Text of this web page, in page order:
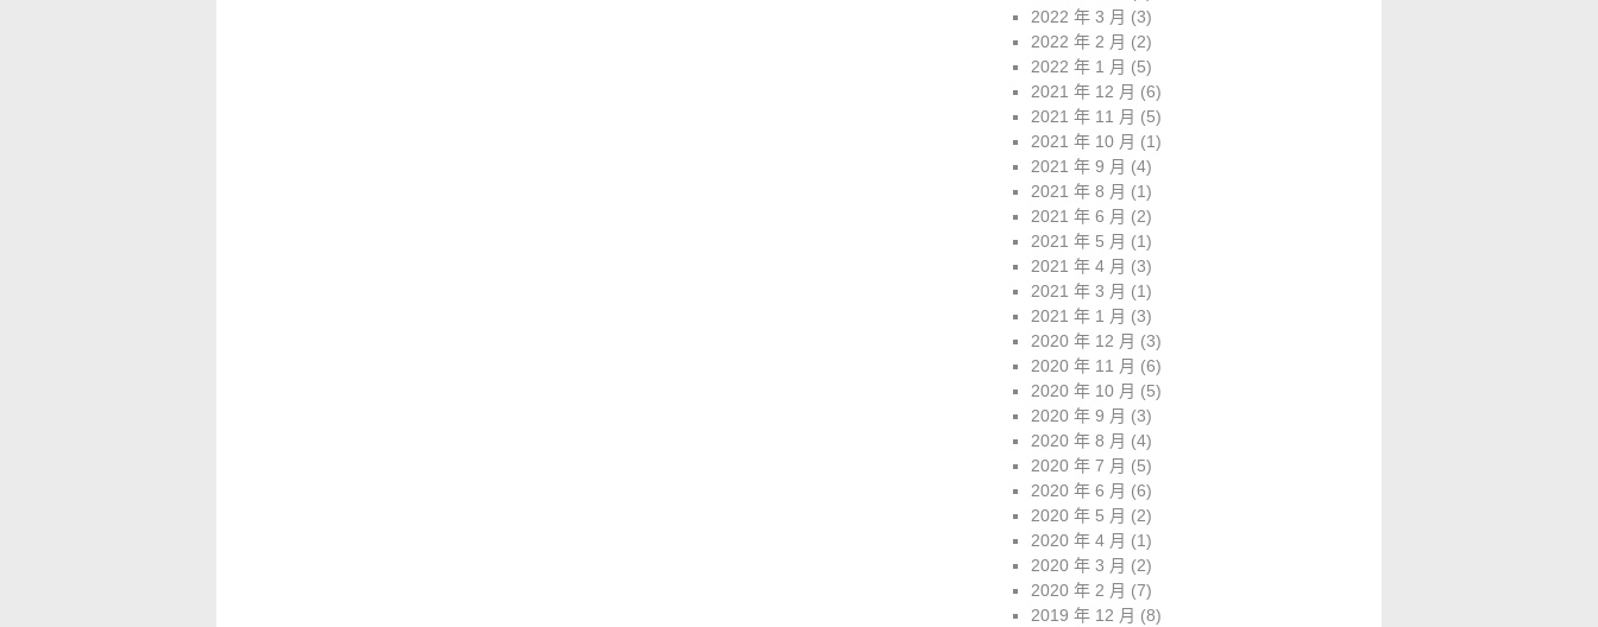
2022 年 3 月 (3)
2022 年 2 月 (2)
2022 年 1 月 (5)
2021 年 12 月 (6)
2021 年 11 月 (5)
2021 年 10 月 (1)
2021 年 9 月 (4)
2021 年 8 月 (1)
2021 年 6 月 (2)
2021 年 5 月 (1)
2021 年 4 月 (3)
2021 年 3 月 (1)
2021 年 1 月 (3)
2020 年 12 月 (3)
2020 年 11 月 (6)
2020 年 10 月 (5)
2020 年 9 月 (3)
2020 年 8 月 (4)
2020 年 7 月 (5)
2020 年 6 月 (6)
2020 年 5 月 (2)
2020 年 4 月 (1)
2020 年 3 月 (2)
2020 年 2 月 (7)
2019 年 12 月 (8)